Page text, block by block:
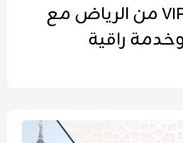
عمرة رمضان VIP من الرياض مع